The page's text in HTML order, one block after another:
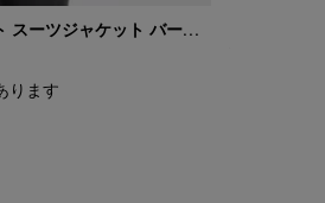
BOSS ONE レギュラーフィット スーツジャケット バージンウールサージ
ります